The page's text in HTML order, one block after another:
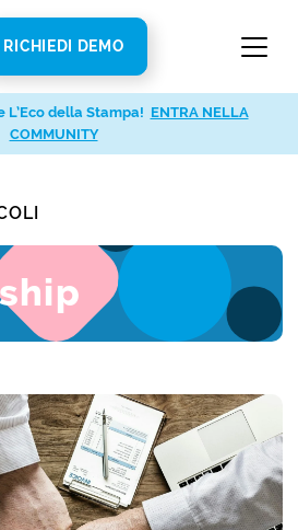
RICHIEDI DEMO
L’Eco della Stampa! ENTRA NELLA
COMMUNITY